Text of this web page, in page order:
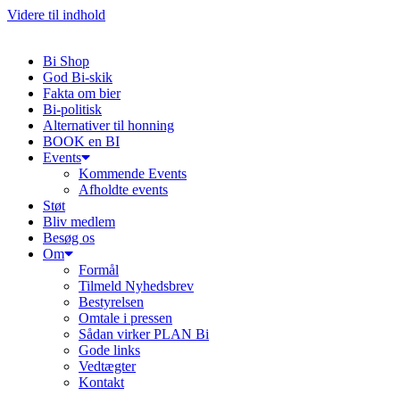
Videre til indhold
Bi Shop
God Bi-skik
Fakta om bier
Bi-politisk
Alternativer til honning
BOOK en BI
Events
Kommende Events
Afholdte events
Støt
Bliv medlem
Besøg os
Om
Formål
Tilmeld Nyhedsbrev
Bestyrelsen
Omtale i pressen
Sådan virker PLAN Bi
Gode links
Vedtægter
Kontakt